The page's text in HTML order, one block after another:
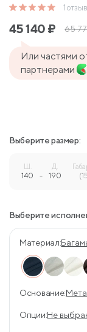
1 отзыв
45 140 ₽ 65
Или частями
партнерами
Выберите размер:
Ш.
140 -
Д.
190
Выберите
Материал:
Основание:
Опции:Не